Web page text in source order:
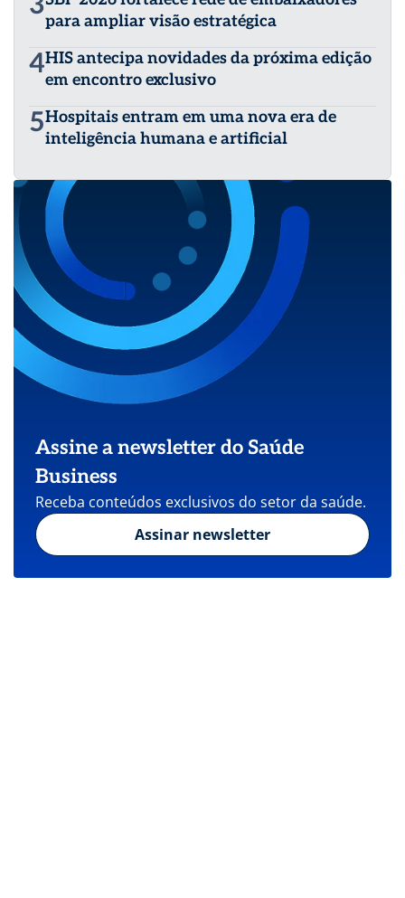
para ampliar visão estratégica
4HIS antecipa novidades da próxima edição
em encontro exclusivo
5Hospitais entram em uma nova era de
inteligência humana e artificial
Assine a newsletter do Saúde
Business
Receba conteúdos exclusivos do setor da saúde.
Assinar newsletter